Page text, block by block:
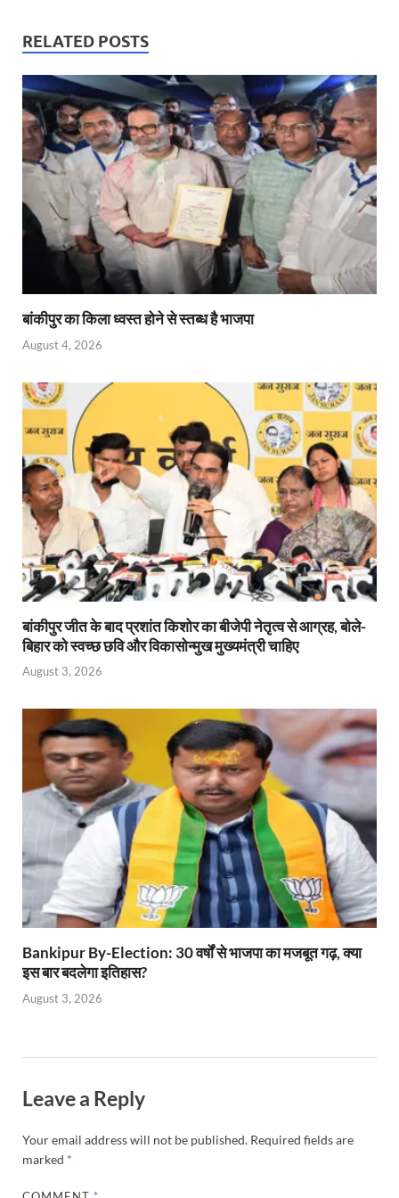
s
A
p
p
b
o
o
k
er
ie
n
dl
y
dI
n
RELATED POSTS
बांकीपुर का किला ध्वस्त होने से स्तब्ध है भाजपा
August 4, 2026
बांकीपुर जीत के बाद प्रशांत किशोर का बीजेपी नेतृत्व से आग्रह, बोले-
बिहार को स्वच्छ छवि और विकासोन्मुख मुख्यमंत्री चाहिए
August 3, 2026
Bankipur By-Election: 30 वर्षों से भाजपा का मजबूत गढ़, क्या
इस बार बदलेगा इतिहास?
August 3, 2026
Leave a Reply
Your email address will not be published. Required fields are
marked *